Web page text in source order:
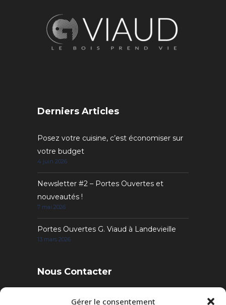
Gérer le consentement
Derniers Articles
Posez votre cuisine, c’est économiser sur
votre budget
4 juin 2026
Newsletter #2 – Portes Ouvertes et
nouveautés !
7 mai 2026
Portes Ouvertes G. Viaud à Landevieille
13 mars 2026
Nous Contacter
4 Rue des Sables, 85220 Landevieille